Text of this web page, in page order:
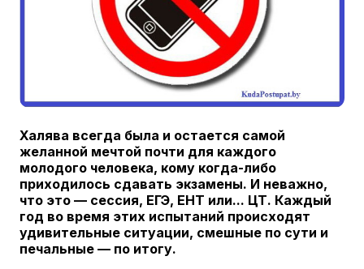
Халява всегда была и остается самой
желанной мечтой почти для каждого
молодого человека, кому когда-либо
приходилось сдавать экзамены. И неважно,
что это — сессия, ЕГЭ, ЕНТ или... ЦТ. Каждый
год во время этих испытаний происходят
удивительные ситуации, смешные по сути и
печальные — по итогу.